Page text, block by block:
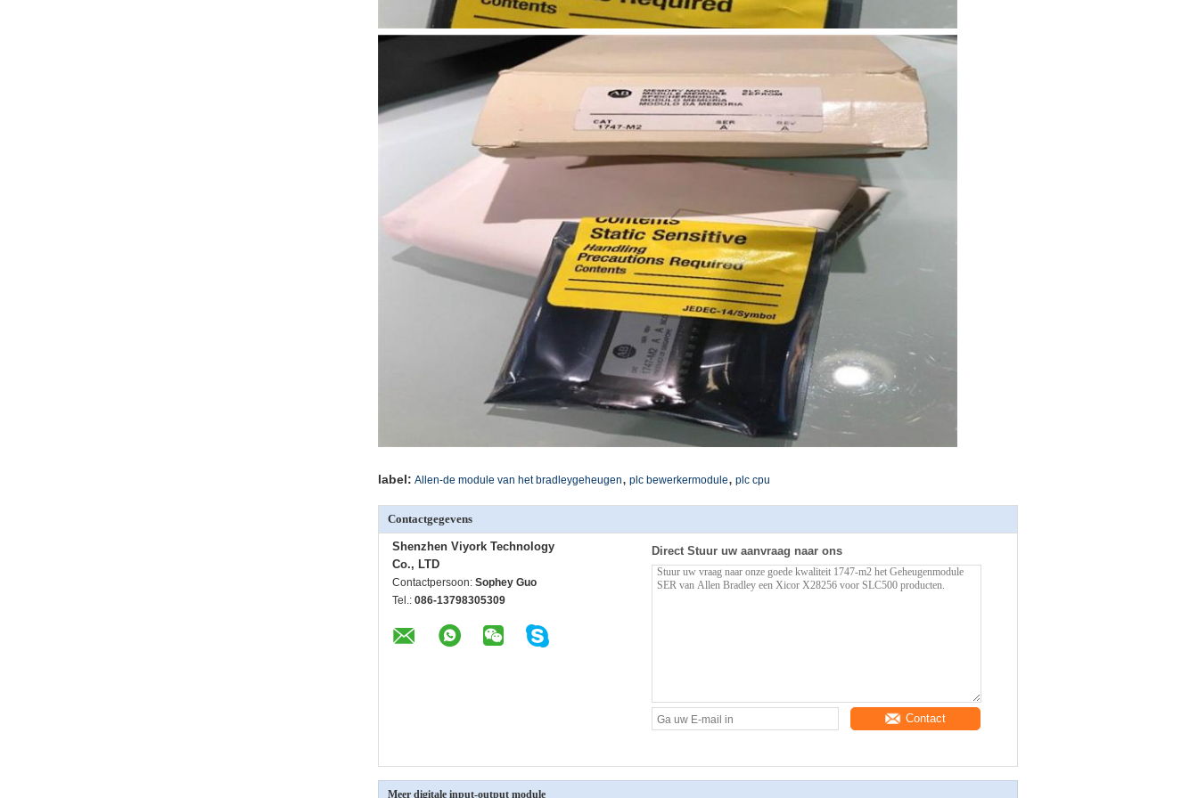
label: Allen-de module van het bradleygeheugen, plc bewerkermodule, plc cpu
Contactgegevens
Shenzhen Viyork Technology
Co., LTD
Contactpersoon: Sophey Guo
Tel.: 086-13798305309
Direct Stuur uw aanvraag naar ons
Contact
Meer digitale input-output module